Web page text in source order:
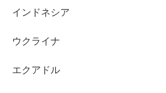
インドネシア
ウクライナ
エクアドル